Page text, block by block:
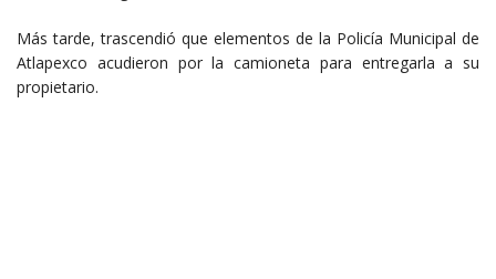
Más tarde, trascendió que elementos de la Policía Municipal de
Atlapexco acudieron por la camioneta para entregarla a su
propietario.